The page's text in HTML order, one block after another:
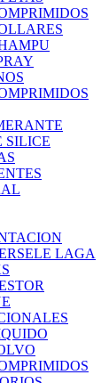
SILICE
LAGA